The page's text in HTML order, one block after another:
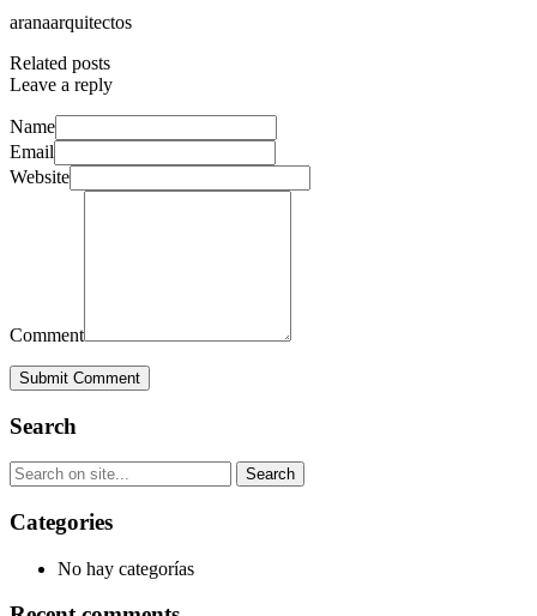
aranaarquitectos
Related posts
Leave a reply
Name
Email
Website
Comment
Submit Comment
Search
Categories
No hay categorías